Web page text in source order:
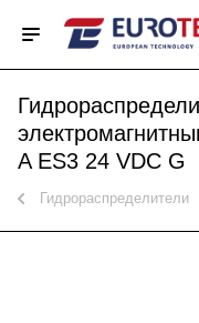
A ES3 24 VDC G
Гидрораспределители